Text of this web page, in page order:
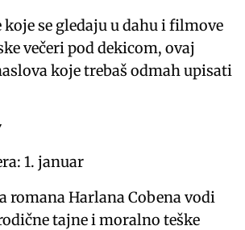
se gledaju u dahu i filmove
večeri pod dekicom, ovaj
koje trebaš odmah upisati
1. januar
romana Harlana Cobena vodi
tajne i moralno teške